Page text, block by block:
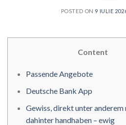
POSTED ON 9 IULIE
Content
Passende Angebote
Deutsche Bank App
Gewiss, direkt unter anderem
dahinter handhaben – ewig